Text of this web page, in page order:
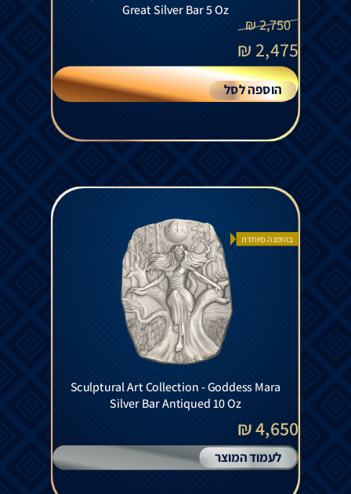
Great Silver Bar 5 Oz
2,750
₪
2,475
₪
הוספה לסל
בהזמנה מיוחדת
Silver Bar Antiqued 10 Oz
4,650 ₪
לעמוד המוצר